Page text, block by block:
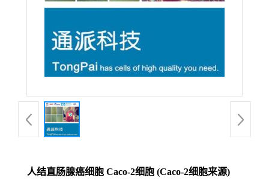
人结直肠腺癌细胞 Caco-2细胞 (Caco-2细胞来源)